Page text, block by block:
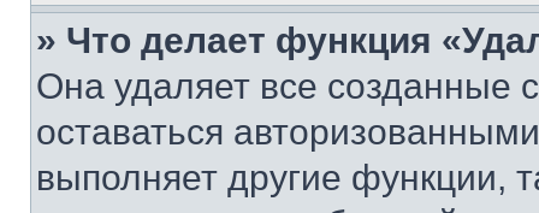
» Что делает функция
Она удаляет все созданные
оставаться
выполняет другие функции,